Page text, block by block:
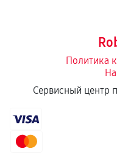
Политика
Сервисный центр